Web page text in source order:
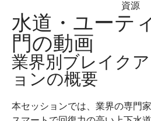
E
O
V
水道・ユーテ
門の動画
業界別ブレイク
ョンの概要
本セッションでは、業界の専門